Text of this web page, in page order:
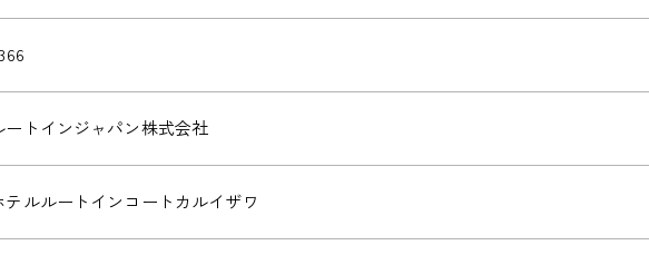
ートインジャパン株式会社
テルルートインコートカルイザワ